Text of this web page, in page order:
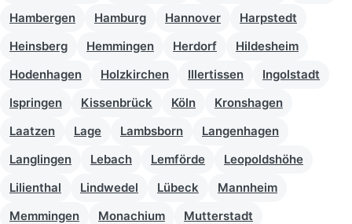
Hambergen
Hamburg Hannover
Harpstedt
Heinsberg
Hemmingen Herdorf
Hildesheim
Hodenhagen
Holzkirchen Illertissen
Ingolstadt
Ispringen
Kissenbrück Köln
Kronshagen
Laatzen
Lage Lambsborn
Langenhagen
Langlingen
Lebach Lemförde
Leopoldshöhe
Lilienthal
Lindwedel Lübeck
Mannheim
Memmingen
Monachium
Mutterstadt